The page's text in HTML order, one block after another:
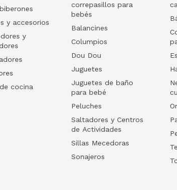
y accesorios
y
cocina
correpasillos para
bebés
Balancines
Columpios
Dou Dou
Juguetes
Juguetes de baño
para bebé
Peluches
Saltadores y Centros
de Actividades
Sillas Mecedoras
Sonajeros